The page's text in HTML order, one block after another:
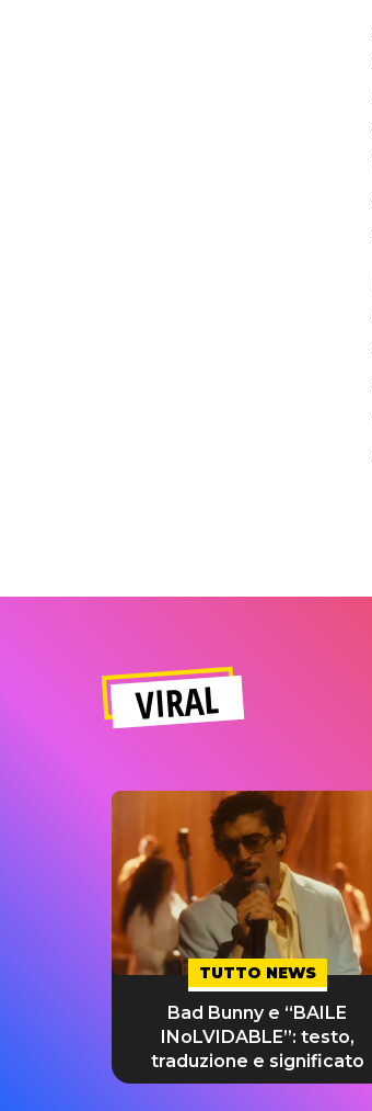
VIRAL
TUTTO NEWS
Bad Bunny e “BAILE
INoLVIDABLE”: testo,
traduzione e significato